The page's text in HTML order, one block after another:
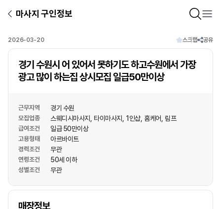
마사지 구인정보
2026-03-20 스크랩 공유
경기 수원시 어 있어서 못하기도 하고수원에서 가장
광고 많이 하는집 상시모집 일급50만이상
근무지역 경기 수원
모집업종 스웨디시마사지 타이마사지 1인샵 홈케어 림프
급여조건 일급 50만이상
고용형태 아르바이트
경력조건 무관
연령조건 50세 이하
성별조건 무관
매장정보
상호명